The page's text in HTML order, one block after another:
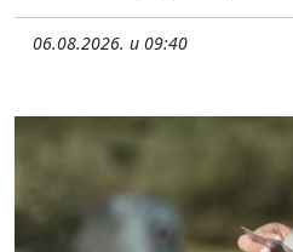
06.08.2026. u 09:40